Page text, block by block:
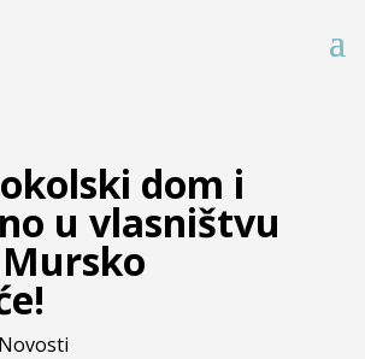
dom i
u vlasništvu
Novosti